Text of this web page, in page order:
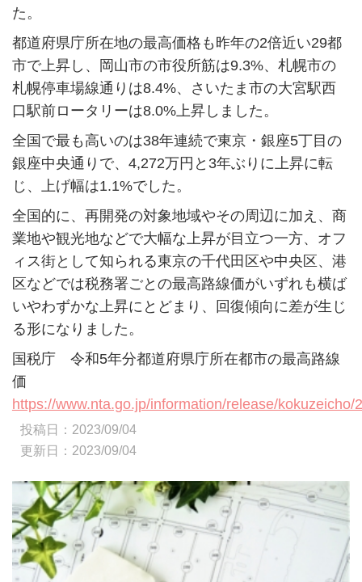
た。
都道府県庁所在地の最高価格も昨年の2倍近い29都
市で上昇し、岡山市の市役所筋は9.3%、札幌市の
札幌停車場線通りは8.4%、さいたま市の大宮駅西
口駅前ロータリーは8.0%上昇しました。
全国で最も高いのは38年連続で東京・銀座5丁目の
銀座中央通りで、 4,272万円と 3年ぶりに上昇に転
じ、上げ幅は1.1%でした。
全国的に、再開発の対象地域やその周辺に加え、商
業地や観光地などで大幅な上昇が目立つ一方、オフ
ィス街として知られる東京の千代田区や中央区、港
区などでは税務署ごとの最高路線価がいずれも横ば
いやわずかな上昇にとどまり、回復傾向に差が生じ
る形になりました。
国税庁 令和5年分都道府県庁所在都市の最高路線
価
https://www.nta.go.jp/information/release/kokuzeicho/
2023/09/04
2023/09/04